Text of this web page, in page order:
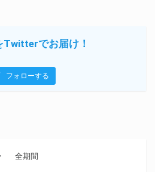
Twitterでお届け！
フォローする
全期間